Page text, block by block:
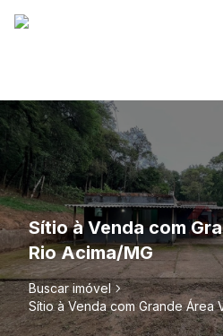
Sítio à Venda com
Rio Acima/MG
Buscar imóvel
Sítio à Venda com Grande Área